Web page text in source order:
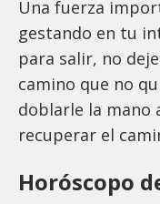
Una fuerza
gestando en tu
para salir, no
camino que no
doblarle la mano
recuperar el
Horóscopo